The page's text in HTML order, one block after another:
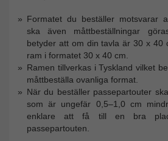
Formatet du beställer motsvarar
ska även måttbeställningar
betyder att om din tavla är 30 x 40
ram i formatet 30 x 40 cm.
Ramen tillverkas i Tyskland vilket
måttbeställa ovanliga format.
När du beställer passepartouter
som är ungefär 0,5–1,0 cm
enklare att få till en bra
passepartouten.